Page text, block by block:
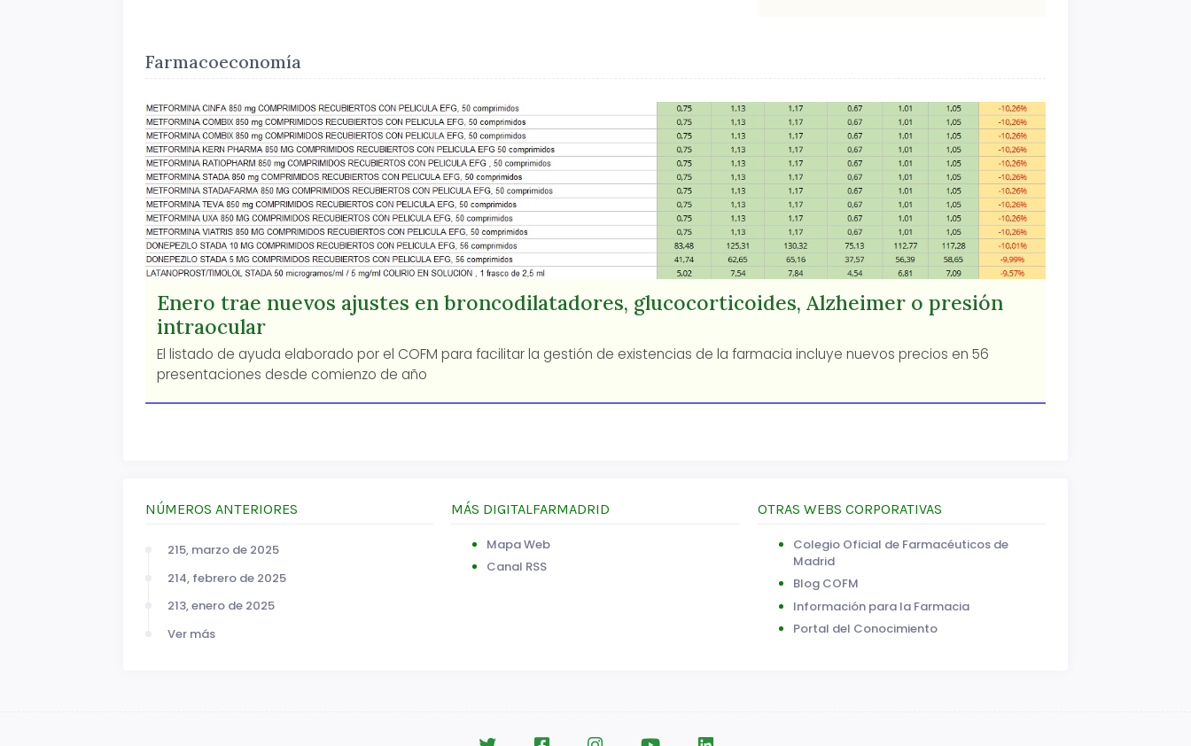
Farmacoeconomía
Enero trae nuevos ajustes en broncodilatadores, glucocorticoides, Alzheimer o presión
intraocular
El listado de ayuda elaborado por el COFM para facilitar la gestión de existencias de la farmacia incluye nuevos precios en 56
presentaciones desde comienzo de año
NÚMEROS ANTERIORES
215, marzo de 2025
214, febrero de 2025
213, enero de 2025
Ver más
MÁS DIGITALFARMADRID
Mapa Web
Canal RSS
OTRAS WEBS CORPORATIVAS
Colegio Oficial de Farmacéuticos de
Madrid
Blog COFM
Información para la Farmacia
Portal del Conocimiento